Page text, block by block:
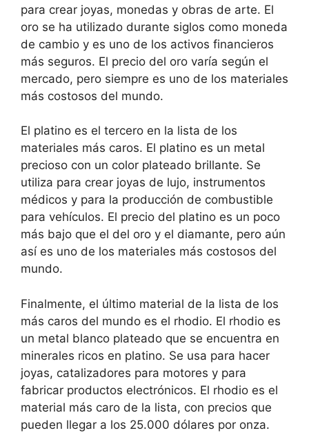
para crear joyas, monedas y obras de arte. El
oro se ha utilizado durante siglos como moneda
de cambio y es uno de los activos financieros
más seguros. El precio del oro varía según el
mercado, pero siempre es uno de los materiales
más costosos del mundo.
El platino es el tercero en la lista de los
materiales más caros. El platino es un metal
precioso con un color plateado brillante. Se
utiliza para crear joyas de lujo, instrumentos
médicos y para la producción de combustible
para vehículos. El precio del platino es un poco
más bajo que el del oro y el diamante, pero aún
así es uno de los materiales más costosos del
mundo.
Finalmente, el último material de la lista de los
más caros del mundo es el rhodio. El rhodio es
un metal blanco plateado que se encuentra en
minerales ricos en platino. Se usa para hacer
joyas, catalizadores para motores y para
fabricar productos electrónicos. El rhodio es el
material más caro de la lista, con precios que
pueden llegar a los 25.000 dólares por onza.